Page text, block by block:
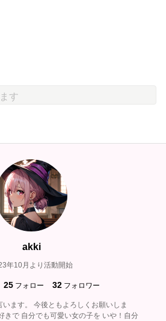
akki
年10月より活動開始
25 フォロー 32 フォロワー
ます。 今後ともよろしくお願いしま
きで 自分でも可愛い女の子を いや！自分